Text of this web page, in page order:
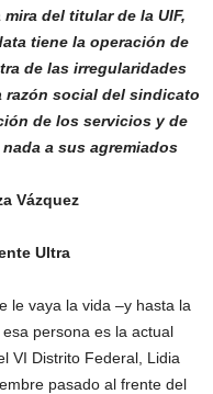
del titular de la UIF,
tiene la operación de
de las irregularidades
razón social del sindicato
de los servicios y de
a sus agremiados
Vázquez
Ultra
le vaya la vida –y hasta la
persona es la actual
VI Distrito Federal, Lidia
pasado al frente del